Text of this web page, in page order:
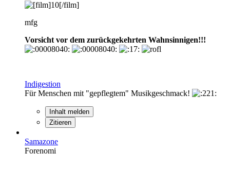
mfg
Vorsicht vor dem zurückgekehrten Wahnsinnigen!!!
Indigestion
Für Menschen mit "gepflegtem" Musikgeschmack!
Inhalt melden
Zitieren
Samazone
Forenomi